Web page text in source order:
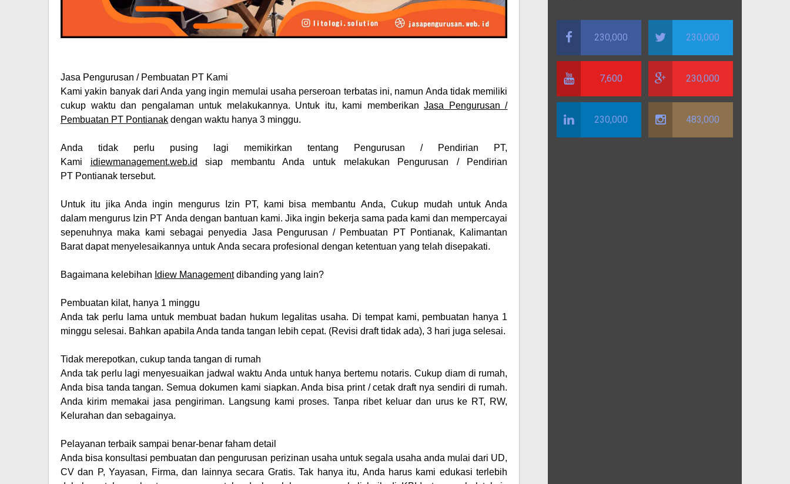
Jasa Pengurusan / Pembuatan PT Kami
Kami yakin banyak dari Anda yang ingin memulai usaha perseroan terbatas ini, namun Anda tidak memiliki
cukup waktu dan pengalaman untuk melakukannya. Untuk itu, kami memberikanJasa Pengurusan /
Pembuatan PT Pontianak dengan waktu hanya 3 minggu.
Anda tidak perlu pusing lagi memikirkan tentang Pengurusan / Pendirian PT,
Kami idiewmanagement.web.id siap membantu Anda untuk melakukan
Pengurusan / Pendirian
PT Pontianak tersebut.
Untuk itu jika Anda ingin mengurus Izin PT, kami bisa membantu Anda, Cukup mudah untuk Anda
dalam mengurus Izin PT Anda dengan bantuan kami. Jika ingin bekerja sama pada kami dan mempercayai
sepenuhnya maka kami sebagai penyedia Jasa Pengurusan / Pembuatan PT
Pontianak, Kalimantan
Barat dapat menyelesaikannya untuk Anda secara profesional dengan ketentuan yang telah disepakati.
Bagaimana kelebihan Idiew Managementdibanding yang lain?
Pembuatan kilat, hanya 1 minggu
Anda tak perlu lama untuk membuat badan hukum legalitas usaha. Di tempat kami, pembuatan hanya 1
minggu selesai. Bahkan apabila Anda tanda tangan lebih cepat. (Revisi draft tidak ada), 3 hari juga selesai.
Tidak merepotkan, cukup tanda tangan di rumah
Anda tak perlu lagi menyesuaikan jadwal waktu Anda untuk hanya bertemu notaris. Cukup diam di rumah,
Anda bisa tanda tangan. Semua dokumen kami siapkan. Anda bisa print / cetak draft nya sendiri di rumah.
Anda kirim memakai jasa pengiriman. Langsung kami proses. Tanpa ribet keluar dan urus ke RT, RW,
Kelurahan dan sebagainya.
Pelayanan terbaik sampai benar-benar faham detail
Anda bisa konsultasi pembuatan dan pengurusan perizinan usaha untuk segala usaha anda mulai dari UD,
CV dan P, Yayasan, Firma, dan lainnya secara Gratis. Tak hanya itu, Anda harus kami edukasi terlebih
230,000 230,000
7,600 230,000
230,000 483,000